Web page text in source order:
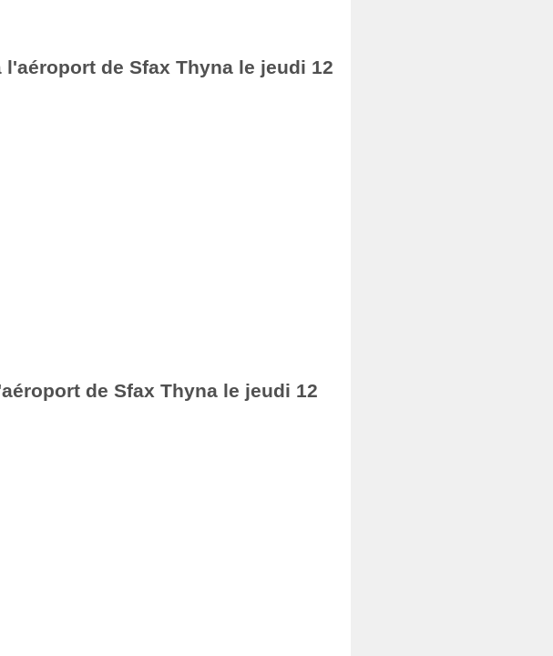
de Sfax Thyna le jeudi 12
de Sfax Thyna le jeudi 12